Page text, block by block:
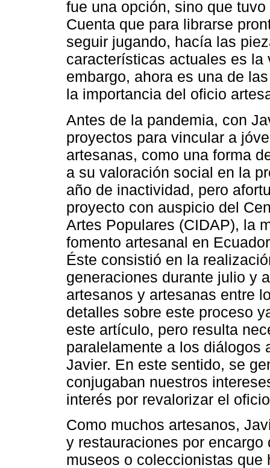
fue una opción, sino que
Cuenta que para librarse
seguir jugando, hacía las
características actuales es
embargo, ahora es una de
la importancia del oficio
Antes de la pandemia, con
proyectos para vincular a
artesanas, como una forma
a su valoración social en la
año de inactividad, pero
proyecto con auspicio del
Artes Populares (CIDAP), la
fomento artesanal en
Éste consistió en la
generaciones durante julio y
artesanos y artesanas entre
detalles sobre este proceso
este artículo, pero resulta
paralelamente a los diálogos
Javier. En este sentido, se
conjugaban nuestros
interés por revalorizar el
Como muchos artesanos,
y restauraciones por
museos o coleccionistas